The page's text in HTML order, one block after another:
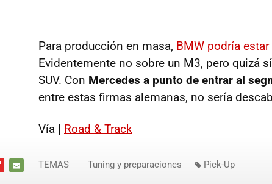
Para producción en masa, BMW podría
Evidentemente no sobre un M3, pero quizá
SUV. Con Mercedes a punto de entrar al
entre estas firmas alemanas, no sería
Vía | Road & Track
TEMAS Tuning y preparaciones Pick-Up